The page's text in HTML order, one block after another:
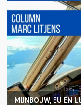
MIJNBOUW, EU EN